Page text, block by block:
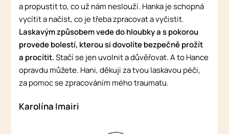
a propustit to, co už nám neslouží. Hanka je schopná
vycítit a načíst, co je třeba zpracovat a vyčistit.
Laskavým způsobem vede do hloubky a s pokorou
provede bolestí, kterou si dovolíte bezpečně prožít
a procítit.Stačí se jen uvolnit a důvěřovat. A to Hance
opravdu můžete. Hani, děkuji za tvou laskavou péči,
za pomoc se zpracováním mého traumatu.
Karolína Imairi